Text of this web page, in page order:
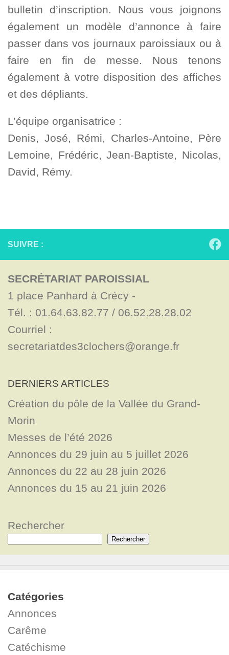
bulletin d’inscription. Nous vous joignons
également un modèle d’annonce à faire
passer dans vos journaux paroissiaux ou à
faire en fin de messe. Nous tenons
également à votre disposition des affiches
et des dépliants.
L’équipe organisatrice :
Denis, José, Rémi, Charles-Antoine, Père
Lemoine, Frédéric, Jean-Baptiste, Nicolas,
David, Rémy.
SUIVRE :
SECRÉTARIAT PAROISSIAL
1 place Panhard à Crécy -
Tél. : 01.64.63.82.77 / 06.52.28.28.02
Courriel :
secretariatdes3clochers@orange.fr
DERNIERS ARTICLES
Création du pôle de la Vallée du Grand-
Morin
Messes de l’été 2026
Annonces du 29 juin au 5 juillet 2026
Annonces du 22 au 28 juin 2026
Annonces du 15 au 21 juin 2026
Rechercher
Rechercher
Catégories
Annonces
Carême
Catéchisme